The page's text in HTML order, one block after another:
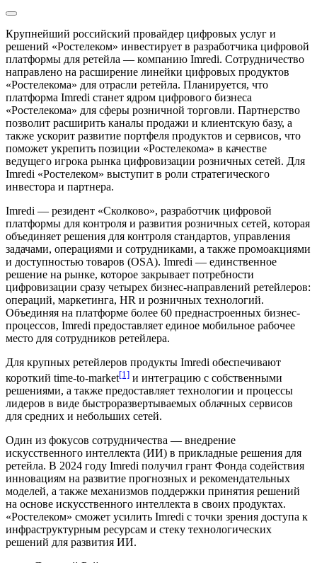
Крупнейший российский провайдер цифровых услуг и
решений «Ростелеком» инвестирует в разработчика цифровой
платформы для ретейла — компанию Imredi. Сотрудничество
направлено на расширение линейки цифровых продуктов
«Ростелекома» для отрасли ретейла. Планируется, что
платформа Imredi станет ядром цифрового бизнеса
«Ростелекома» для сферы розничной торговли. Партнерство
позволит расширить каналы продажи и клиентскую базу, а
также ускорит развитие портфеля продуктов и сервисов, что
поможет укрепить позиции «Ростелекома» в качестве
ведущего игрока рынка цифровизации розничных сетей. Для
Imredi «Ростелеком» выступит в роли стратегического
инвестора и партнера.
Imredi — резидент «Сколково», разработчик цифровой
платформы для контроля и развития розничных сетей, которая
объединяет решения для контроля стандартов, управления
задачами, операциями и сотрудниками, а также промоакциями
и доступностью товаров (OSA). Imredi — единственное
решение на рынке, которое закрывает потребности
цифровизации сразу четырех бизнес-направлений ретейлеров:
операций, маркетинга, HR и розничных технологий.
Объединяя на платформе более 60 преднастроенных бизнес-
процессов, Imredi предоставляет единое мобильное рабочее
место для сотрудников ретейлера.
Для крупных ретейлеров продукты Imredi обеспечивают
короткий time-to-market[1] и интеграцию с собственными
решениями, а также предоставляет технологии и процессы
лидеров в виде быстроразвертываемых облачных сервисов
для средних и небольших сетей.
Один из фокусов сотрудничества — внедрение
искусственного интеллекта (ИИ) в прикладные решения для
ретейла. В 2024 году Imredi получил грант Фонда содействия
инновациям на развитие прогнозных и рекомендательных
моделей, а также механизмов поддержки принятия решений
на основе искусственного интеллекта в своих продуктах.
«Ростелеком» сможет усилить Imredi с точки зрения доступа к
инфраструктурным ресурсам и стеку технологических
решений для развития ИИ.